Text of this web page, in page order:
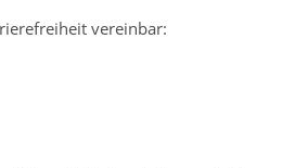
vereinbar: